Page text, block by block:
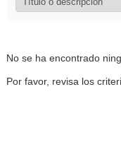
No se ha encontrado
Por favor, revisa los